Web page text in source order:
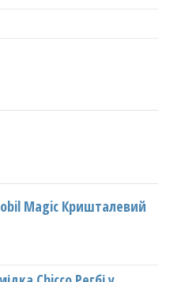
Magic Кришталевий